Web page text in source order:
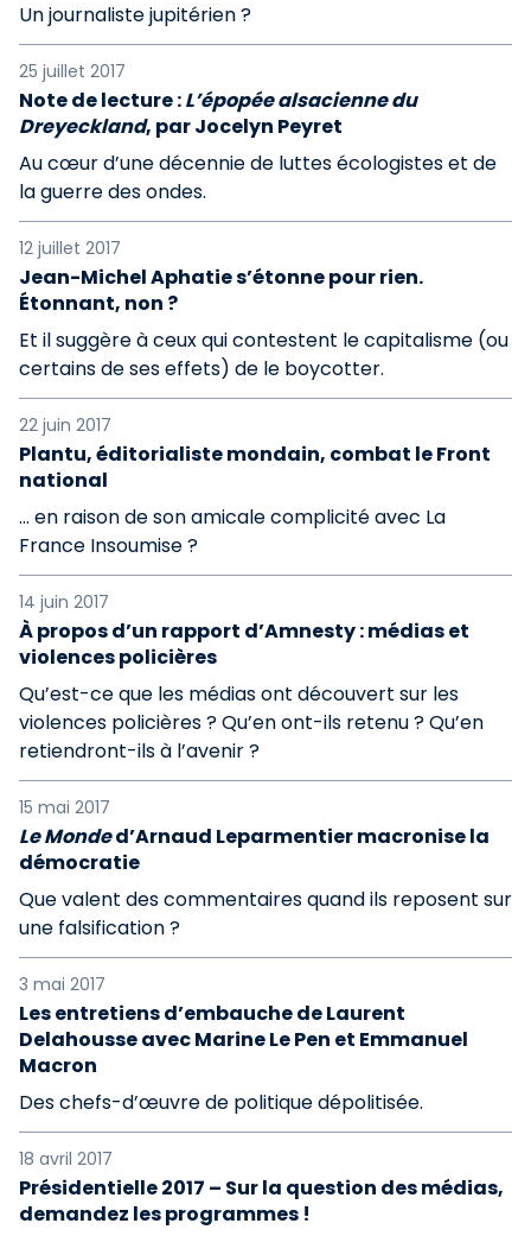
Un journaliste jupitérien ?
25 juillet 2017
Note de lecture :L’épopée alsacienne du
Dreyeckland, par Jocelyn Peyret
Au cœur d’une décennie de luttes écologistes et de
la guerre des ondes.
12 juillet 2017
Jean-Michel Aphatie s’étonne pour rien.
Étonnant, non ?
Et il suggère à ceux qui contestent le capitalisme (ou
certains de ses effets) de le boycotter.
22 juin 2017
Plantu, éditorialiste mondain, combat le Front
national
… en raison de son amicale complicité avec La
France Insoumise ?
14 juin 2017
À propos d’un rapport d’Amnesty : médias et
violences policières
Qu’est-ce que les médias ont découvert sur les
violences policières ? Qu’en ont-ils retenu ? Qu’en
retiendront-ils à l’avenir ?
15 mai 2017
Le Monded’Arnaud Leparmentier macronise la
démocratie
Que valent des commentaires quand ils reposent sur
une falsification ?
3 mai 2017
Les entretiens d’embauche de Laurent
Delahousse avec Marine Le Pen et Emmanuel
Macron
Des chefs-d’œuvre de politique dépolitisée.
18 avril 2017
Présidentielle 2017 – Sur la question des médias,
demandez les programmes !